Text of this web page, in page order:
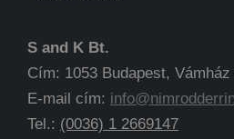
S and K Bt.
Cím: 1053 Budapest,
E-mail cím:
Tel.: (0036) 1 2669147